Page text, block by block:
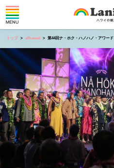
トップ allhawaii 第44回ナ・ホク・ハノハノ・アワード